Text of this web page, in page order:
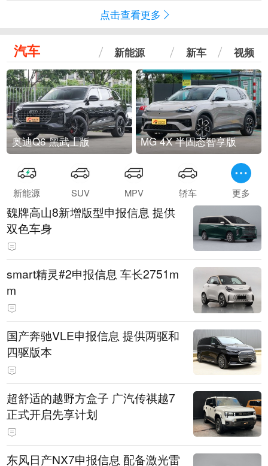
点击查看更多
汽车 新能源 新车 视频
奥迪Q6 黑武士版 MG 4X 半固态智享版
新能源 SUV MPV 轿车 更多
魏牌高山8新增版型申报信息 提供
双色车身
smart精灵#2申报信息 车长2751m
m
国产奔驰VLE申报信息 提供两驱和
四驱版本
超舒适的越野方盒子 广汽传祺越7
正式开启先享计划
东风日产NX7申报信息 配备激光雷